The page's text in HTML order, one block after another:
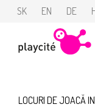
SK EN DE
LOCURI DE JOACĂ